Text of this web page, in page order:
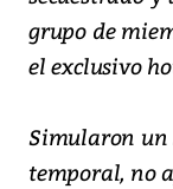
grupo de
el exclusivo
Simularon un
temporal, no